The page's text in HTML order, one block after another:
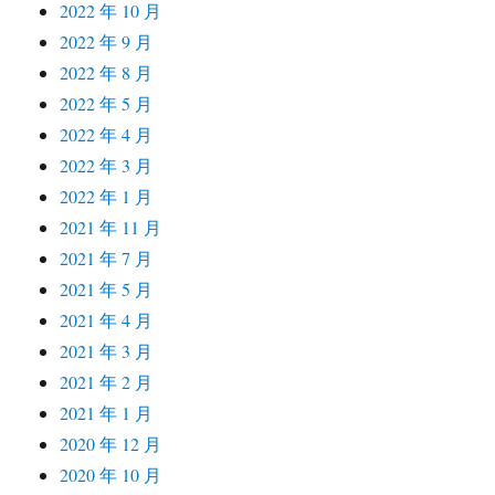
2022 年 10 月
2022 年 9 月
2022 年 8 月
2022 年 5 月
2022 年 4 月
2022 年 3 月
2022 年 1 月
2021 年 11 月
2021 年 7 月
2021 年 5 月
2021 年 4 月
2021 年 3 月
2021 年 2 月
2021 年 1 月
2020 年 12 月
2020 年 10 月